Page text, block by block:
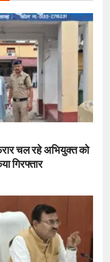
चल रहे अभियुक्त को
गिरफ्तार